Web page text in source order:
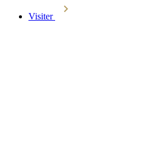
Visiter